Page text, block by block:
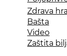
Zdrava
Bašta
Video
Zaštita